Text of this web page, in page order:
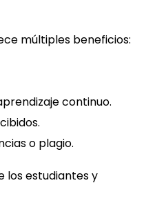
múltiples beneficios:
continuo.
o plagio.
los estudiantes y